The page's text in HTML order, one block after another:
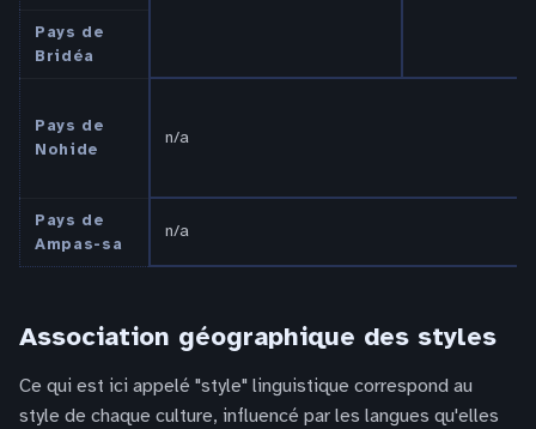
Pays de
Bridéa
Pays de
Nohide
n/a
Pays de
Ampas-sa
n/a
Association géographique des styles
Ce qui est ici appelé "style" linguistique correspond au
style de chaque culture, influencé par les langues qu'elles